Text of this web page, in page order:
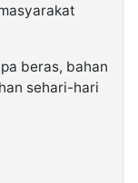
beras, bahan
sehari-hari